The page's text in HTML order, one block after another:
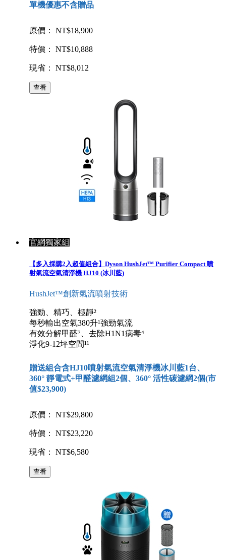
單機優惠不含贈品
原價： NT$18,900
特價： NT$10,888
現省： NT$8,012
查看
官網獨家組
【多入採購2入超值組合】Dyson HushJet™ Purifier Compact 噴
射氣流空氣清淨機 HJ10 (冰川藍)
HushJet™創新氣流噴射技術
強勁、精巧、極靜²
每秒輸出空氣380升¹強勁氣流
有效分解甲醛⁷、去除H1N1病毒⁴
淨化9-12坪空間¹¹
贈送組合含HJ10噴射氣流空氣清淨機冰川藍1台、
360° 靜電式+甲醛濾網組2個、360° 活性碳濾網2個(市
值$23,900)
原價： NT$29,800
特價： NT$23,220
現省： NT$6,580
查看